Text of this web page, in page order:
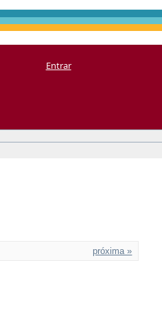
Entrar
próxima »